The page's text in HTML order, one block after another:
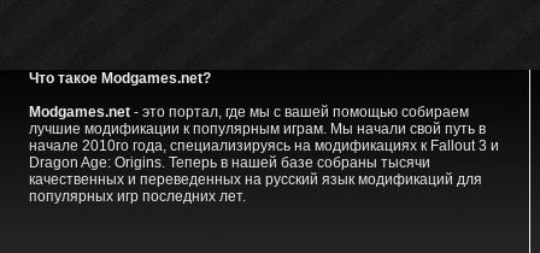
Что такое Modgames.net?
Modgames.net- это портал, где мы с вашей помощью собираем
лучшие модификации к популярным играм. Мы начали свой путь в
начале 2010го года, специализируясь на модификациях к Fallout 3 и
Dragon Age: Origins. Теперь в нашей базе собраны тысячи
качественных и переведенных на русский язык модификаций для
популярных игр последних лет.